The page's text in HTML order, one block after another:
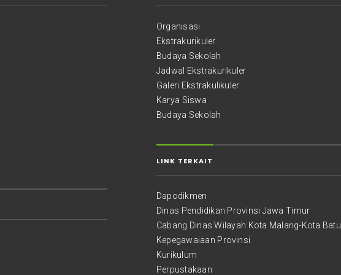
Organisasi
Ekstrakurikuler
Budaya Sekolah
Jadwal Ekstrakurikuler
Galeri Ekstrakulikuler
Karya Siswa
Budaya Sekolah
LINK TERKAIT
Dapodikmen
Dinas Pendidikan Provinsi Jawa Timur
Cabang Dinas Wilayah Kota Malang-Kota Batu
Kepegawaiaan Provinsi
Kurikulum
Perpustakaan